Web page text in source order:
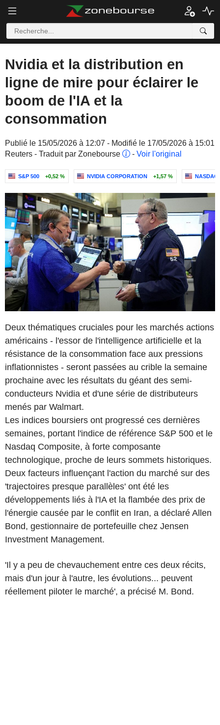
Nvidia et la distribution en
ligne de mire pour éclairer le
boom de l'IA et la
consommation
Publié le 15/05/2026 à 12:07 - Modifié le 17/05/2026 à 15:01
Reuters - Traduit par Zonebourse
- Voir l'original
S&P 500 +0,52 % NVIDIA CORPORATION +1,57 % NASDAQ
Deux thématiques cruciales pour les marchés actions
américains - l'essor de l'intelligence artificielle et la
résistance de la consommation face aux pressions
inflationnistes - seront passées au crible la semaine
prochaine avec les résultats du géant des semi-
conducteurs Nvidia et d'une série de distributeurs
menés par Walmart.
Les indices boursiers ont progressé ces dernières
semaines, portant l'indice de référence S&P 500 et le
Nasdaq Composite, à forte composante
technologique, proche de leurs sommets historiques.
Deux facteurs influençant l'action du marché sur des
'trajectoires presque parallèles' ont été les
développements liés à l'IA et la flambée des prix de
l'énergie causée par le conflit en Iran, a déclaré Allen
Bond, gestionnaire de portefeuille chez Jensen
Investment Management.
'Il y a peu de chevauchement entre ces deux récits,
mais d'un jour à l'autre, les évolutions... peuvent
réellement piloter le marché', a précisé M. Bond.